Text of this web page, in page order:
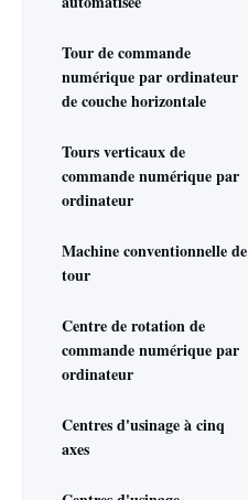
Tour de commande
numérique par ordinateur
de couche horizontale
Tours verticaux de
commande numérique par
ordinateur
Machine conventionnelle de
tour
Centre de rotation de
commande numérique par
ordinateur
Centres d'usinage à cinq
axes